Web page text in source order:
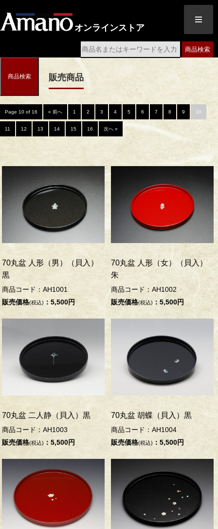
商品検索
オンラインストア
商品検索 販売商品
Page 10 of 16 « 前へ 1 2 3 4 5 6 7 8 9 10
11 12 13 14 15 16 次へ »
70丸盆 人形（男）（貝入）
黒
商品コード：AH1001
販売価格(税込) ：5,500円
70丸盆 人形（女）（貝入）
朱
商品コード：AH1002
販売価格(税込) ：5,500円
70丸盆 二人静（貝入）黒
商品コード：AH1003
販売価格(税込) ：5,500円
70丸盆 胡蝶（貝入）黒
商品コード：AH1004
販売価格(税込) ：5,500円